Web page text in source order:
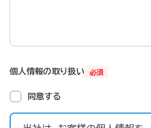
必須
個人情報の取り扱い
同意する